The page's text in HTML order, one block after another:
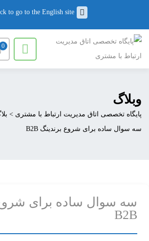
to go to the English site
0
وبلاگ
پایگاه تخصصی اتاق مدیریت ارتباط با مشتری >
سه سوال ساده برای شروع برندینگ B2B
سه سوال ساده برای
B2B